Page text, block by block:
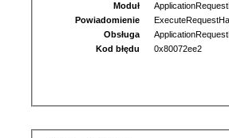
Moduł
Powiadomienie
Obsługa
Kod błędu
0x80072ee2